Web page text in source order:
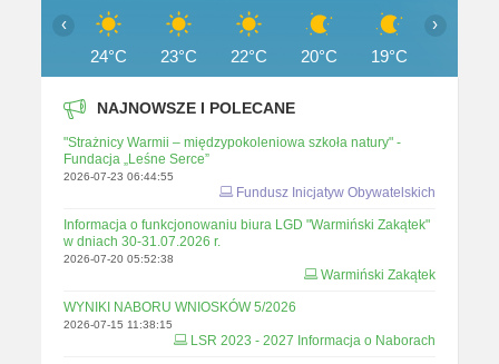
24°C 23°C 22°C 20°C 19°C
‹ ›
NAJNOWSZE I POLECANE
"Strażnicy Warmii – międzypokoleniowa szkoła natury" -
Fundacja „Leśne Serce”
2026-07-23 06:44:55
Fundusz Inicjatyw Obywatelskich
Informacja o funkcjonowaniu biura LGD "Warmiński Zakątek"
w dniach 30-31.07.2026 r.
2026-07-20 05:52:38
Warmiński Zakątek
WYNIKI NABORU WNIOSKÓW 5/2026
2026-07-15 11:38:15
LSR 2023 - 2027 Informacja o Naborach